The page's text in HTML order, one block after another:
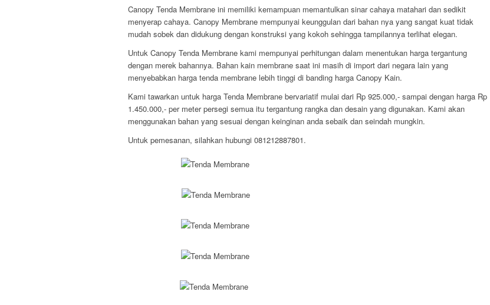
Canopy Tenda Membrane ini memiliki kemampuan memantulkan sinar cahaya matahari dan sedikit
menyerap cahaya. Canopy Membrane mempunyai keunggulan dari bahan nya yang sangat kuat tidak
mudah sobek dan didukung dengan konstruksi yang kokoh sehingga tampilannya terlihat elegan.
Untuk Canopy Tenda Membrane kami mempunyai perhitungan dalam menentukan harga tergantung
dengan merek bahannya. Bahan kain membrane saat ini masih di import dari negara lain yang
menyebabkan harga tenda membrane lebih tinggi di banding harga Canopy Kain.
Kami tawarkan untuk harga Tenda Membrane bervariatif mulai dari Rp 925.000,- sampai dengan harga Rp
1.450.000,- per meter persegi semua itu tergantung rangka dan desain yang digunakan. Kami akan
menggunakan bahan yang sesuai dengan keinginan anda sebaik dan seindah mungkin.
Untuk pemesanan, silahkan hubungi 081212887801.